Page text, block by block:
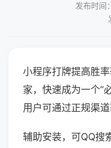
发布时间
小程序打牌提高胜
家，快速成为一个“
用户可通过正规渠道
辅助安装，可QQ